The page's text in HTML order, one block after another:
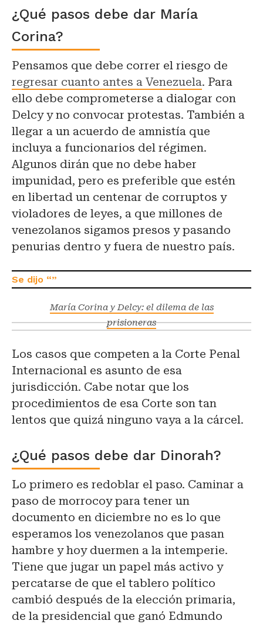
¿Qué pasos debe dar María
Corina?
Pensamos que debe correr el riesgo de
regresar cuanto antes a Venezuela. Para
ello debe comprometerse a dialogar con
Delcy y no convocar protestas. También a
llegar a un acuerdo de amnistía que
incluya a funcionarios del régimen.
Algunos dirán que no debe haber
impunidad, pero es preferible que estén
en libertad un centenar de corruptos y
violadores de leyes, a que millones de
venezolanos sigamos presos y pasando
penurias dentro y fuera de nuestro país.
María Corina y Delcy: el dilema de las
prisioneras
Los casos que competen a la Corte Penal
Internacional es asunto de esa
jurisdicción. Cabe notar que los
procedimientos de esa Corte son tan
lentos que quizá ninguno vaya a la cárcel.
¿Qué pasos debe dar Dinorah?
Lo primero es redoblar el paso. Caminar a
paso de morrocoy para tener un
documento en diciembre no es lo que
esperamos los venezolanos que pasan
hambre y hoy duermen a la intemperie.
Tiene que jugar un papel más activo y
percatarse de que el tablero político
cambió después de la elección primaria,
de la presidencial que ganó Edmundo